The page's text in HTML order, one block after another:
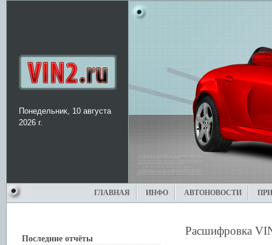
Понедельник, 10 августа
2026 г.
ГЛАВНАЯ ИНФО АВТОНОВОСТИ
Последние отчёты
Расшифровка